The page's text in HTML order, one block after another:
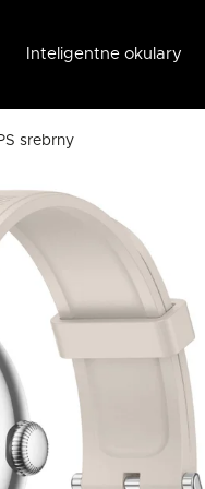
Inteligentne okulary
srebrny